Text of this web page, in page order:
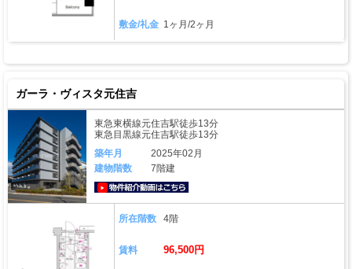
敷金/礼金 1ヶ月/2ヶ月
ガーラ・ヴィスタ元住吉
東急東横線元住吉駅徒歩13分
東急目黒線元住吉駅徒歩13分
築年月
2025年02月
建物階数
7階建
所在階数 4階
賃料 96,500円